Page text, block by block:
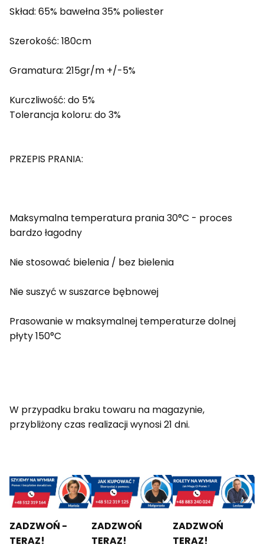
Skład: 65% bawełna 35% poliester
Szerokość: 180cm
Gramatura: 215gr/m +/-5%
Kurczliwość: do 5%
Tolerancja koloru: do 3%
PRZEPIS PRANIA:
Maksymalna temperatura prania 30°C - proces
bardzo łagodny
Nie stosować bielenia / bez bielenia
Nie suszyć w suszarce bębnowej
Prasowanie w maksymalnej temperaturze dolnej
płyty 150°C
W przypadku braku towaru na magazynie,
przybliżony czas realizacji wynosi 21 dni.
ZADZWOŃ -
TERAZ!
ZADZWOŃ
TERAZ!
ZADZWOŃ
TERAZ!